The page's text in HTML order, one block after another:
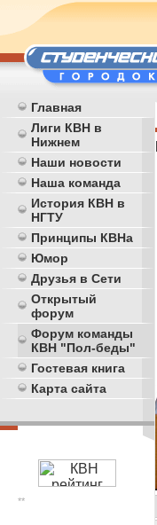
Главная
Лиги КВН в
Нижнем
Наши новости
Наша команда
История КВН в
НГТУ
Принципы КВНа
Юмор
Друзья в Сети
Открытый
форум
Форум команды
КВН "Пол-беды"
Гостевая книга
Карта сайта
**